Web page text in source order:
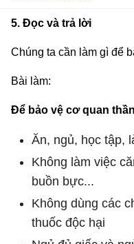
5. Đọc và trả lời
Chúng ta cần làm gì để
Bài làm:
Để bảo vệ cơ quan
Ăn, ngủ, học tập,
Không làm việc
buồn bực...
Không dùng các
thuốc độc hại